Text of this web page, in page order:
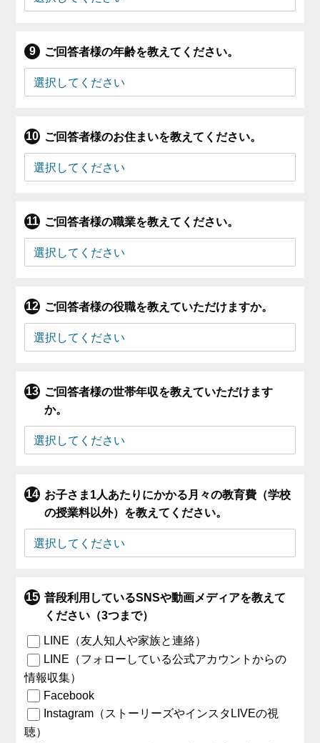
ご回答者様の年齢を教えてください。
ご回答者様のお住まいを教えてください。
ご回答者様の職業を教えてください。
ご回答者様の役職を教えていただけますか。
ご回答者様の世帯年収を教えていただけます
か。
お子さま1人あたりにかかる月々の教育費（学校
の授業料以外）を教えてください。
普段利用しているSNSや動画メディアを教えて
ください（3つまで）
LINE（友人知人や家族と連絡）
LINE（フォローしている公式アカウントからの
情報収集）
Facebook
Instagram（ストーリーズやインスタLIVEの視
聴）